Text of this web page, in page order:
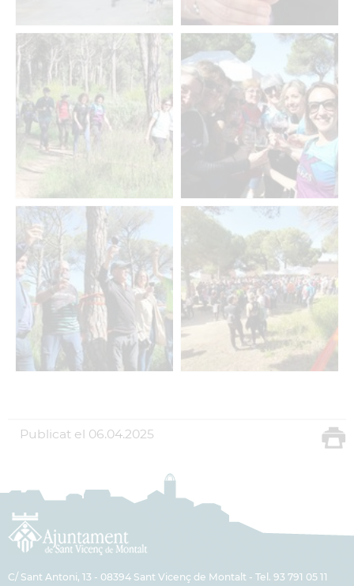
Publicat el 06.04.2025
C/ Sant Antoni, 13 - 08394 Sant Vicenç de Montalt - Tel. 93 791 05 11